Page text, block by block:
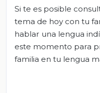
Si te es posible
tema de hoy con tu
hablar una lengua
este momento para
familia en tu lengua